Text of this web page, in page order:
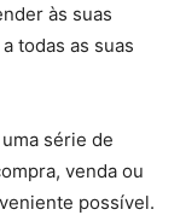
às suas
todas as suas
série de
venda ou
possível.